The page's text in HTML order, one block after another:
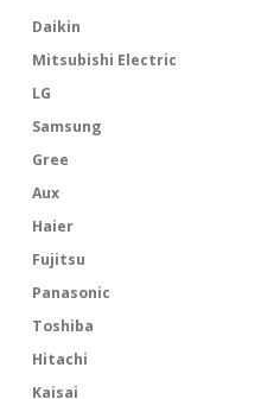
Daikin
Mitsubishi Electric
LG
Samsung
Gree
Aux
Haier
Fujitsu
Panasonic
Toshiba
Hitachi
Kaisai